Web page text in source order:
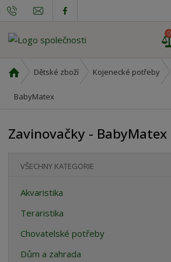
0
v
o
í
n
a
Dětské zboží Kojenecké potřeby
BabyMatex
Zavinovačky - BabyMatex
VŠECHNY KATEGORIE
Akvaristika
Teraristika
Chovatelské potřeby
Dům a zahrada